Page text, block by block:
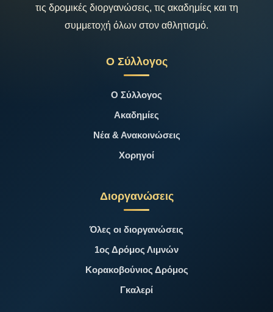
τις δρομικές διοργανώσεις, τις ακαδημίες και τη
συμμετοχή όλων στον αθλητισμό.
Ο Σύλλογος
Ο Σύλλογος
Ακαδημίες
Νέα & Ανακοινώσεις
Χορηγοί
Διοργανώσεις
Όλες οι διοργανώσεις
1ος Δρόμος Λιμνών
Κορακοβούνιος Δρόμος
Γκαλερί